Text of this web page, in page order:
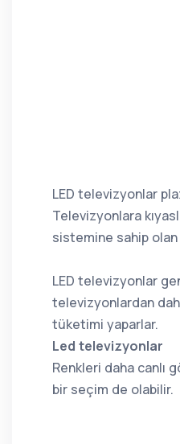
LED televizyonlar
Televizyonlara
sistemine sahip
LED televizyonlar
televizyonlardan
tüketimi yaparlar.
Led televizyonlar
Renkleri daha canlı
bir seçim de olabilir.